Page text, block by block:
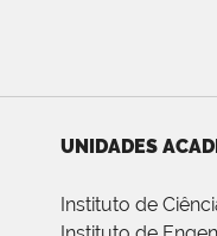
UNIDADES
Instituto de